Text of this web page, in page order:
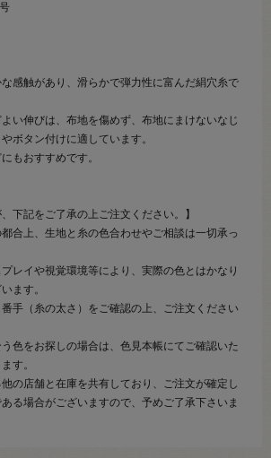
感触があり、滑らかで弾力性に富んだ絹穴糸で
い伸びは、布地を傷めず、布地にまけないなじ
ボタン付けに適しています。
もおすすめです。
下記をご了承の上ご注文ください。】
都合上、生地と糸の色合わせやご相談は一切承っ
レイや視覚環境等により、実際の色とはかなり
ます。
手（糸の太さ）をご確認の上、ご注文ください
う色をお探しの場合は、色見本帳にてご確認いた
す。
他の店舗と在庫を共有しており、ご注文が確定し
る場合がございますので、予めご了承下さいま